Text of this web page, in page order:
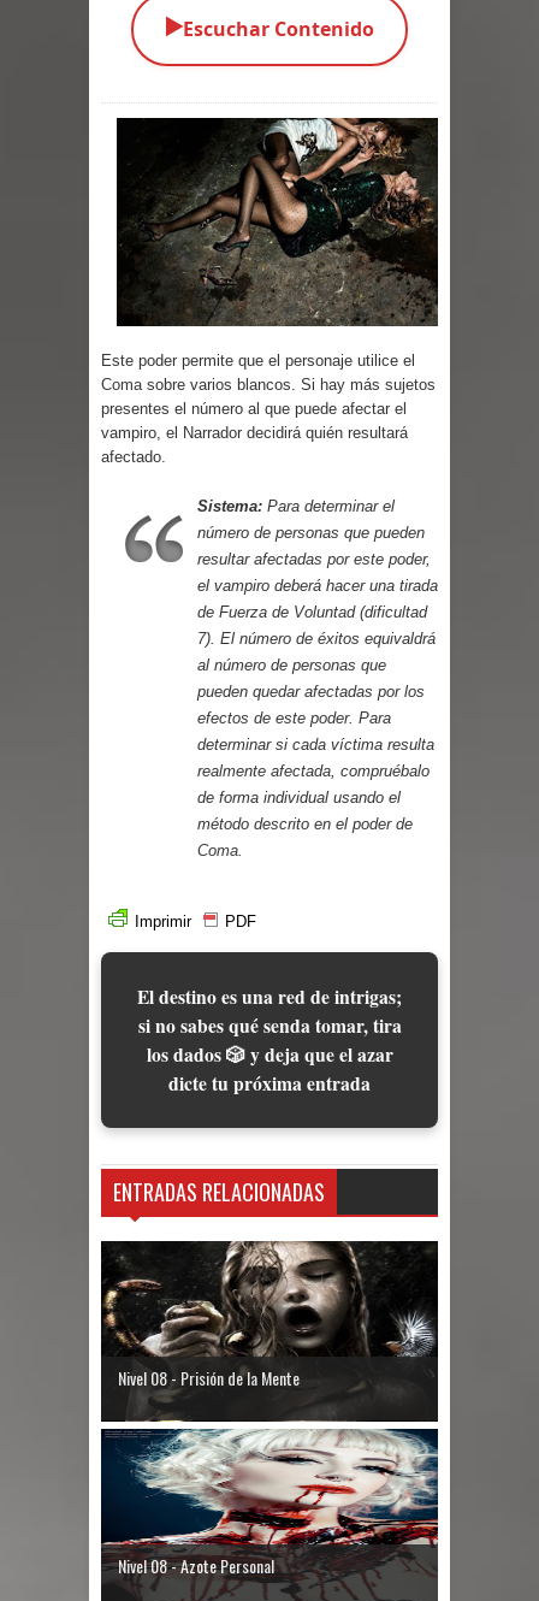
Parte 02: Vuelve el Hijo Prodigo
Parte 01: El Comienzo
Parte 01: El Enemigo Interior
Exaltados y Muertos Vivientes
Los Monstruos más Buscados
Parte 09: Los Muertos Cuentan
Cuentos
Parte 08: Ultratumba
▶️Escuchar Contenido
Este poder permite que el personaje utilice el
Comasobre varios blancos. Si hay más sujetos
presentes el número al que puede afectar el
vampiro, el Narrador decidirá quién resultará
afectado.
Sistema: Para determinar el
número de personas que pueden
resultar afectadas por este poder,
el vampiro deberá hacer una tirada
de Fuerza de Voluntad (dificultad
7). El número de éxitos equivaldrá
al número de personas que
pueden quedar afectadas por los
efectos de este poder. Para
determinar si cada víctima resulta
realmente afectada, compruébalo
de forma individual usando el
método descrito en el poder de
Coma.
Imprimir PDF
El destino es una red de intrigas;
si no sabes qué senda tomar, tira
los dados 🎲 y deja que el azar
dicte tu próxima entrada
ENTRADAS RELACIONADAS
Nivel 08 - Prisión de la Mente
Nivel 08 - Azote Personal